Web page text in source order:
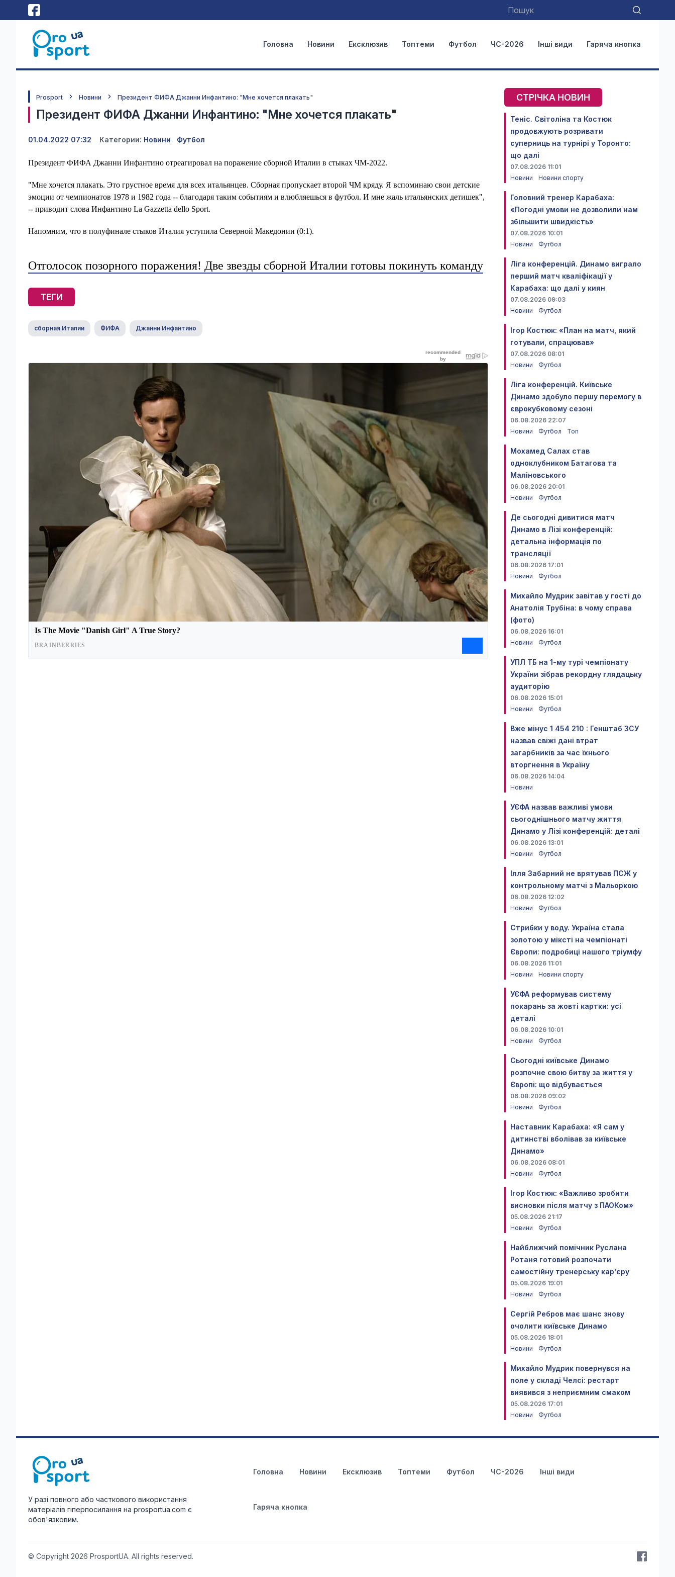
Головна Новини Ексклюзив Топтеми Футбол ЧС-2026 Інші види Гаряча кнопка
Prosport Новини Президент ФИФА Джанни Инфантино: "Мне хочется плакать"
Президент ФИФА Джанни Инфантино: "Мне хочется плакать"
01.04.2022 07:32 Категории: Новини Футбол
Президент ФИФА Джанни Инфантино отреагировал на поражение сборной Италии в стыках ЧМ-2022.
"Мне хочется плакать. Это грустное время для всех итальянцев. Сборная пропускает второй ЧМ кряду. Я вспоминаю свои детские
эмоции от чемпионатов 1978 и 1982 года -- благодаря таким событиям и влюбляешься в футбол. И мне жаль итальянских детишек",
-- приводит слова Инфантино La Gazzetta dello Sport.
Напомним, что в полуфинале стыков Италия уступила Северной Македонии (0:1).
Отголосок позорного поражения! Две звезды сборной Италии готовы покинуть команду
ТЕГИ
сборная Италии ФИФА Джанни Инфантино
СТРІЧКА НОВИН
Теніс. Світоліна та Костюк
продовжують розривати
суперниць на турнірі у Торонто:
що далі
07.08.2026 11:01
Новини
Новини спорту
Головний тренер Карабаха:
«Погодні умови не дозволили нам
збільшити швидкість»
07.08.2026 10:01
Новини
Футбол
Ліга конференцій. Динамо виграло
перший матч кваліфікації у
Карабаха: що далі у киян
07.08.2026 09:03
Новини
Футбол
Ігор Костюк: «План на матч, який
готували, спрацював»
07.08.2026 08:01
Новини
Футбол
Ліга конференцій. Київське
Динамо здобуло першу перемогу в
єврокубковому сезоні
06.08.2026 22:07
Новини
Футбол Топ
Мохамед Салах став
одноклубником Батагова та
Маліновського
06.08.2026 20:01
Новини
Футбол
Де сьогодні дивитися матч
Динамо в Лізі конференцій:
детальна інформація по
трансляції
06.08.2026 17:01
Новини
Футбол
Михайло Мудрик завітав у гості до
Анатолія Трубіна: в чому справа
(фото)
06.08.2026 16:01
Новини
Футбол
УПЛ ТБ на 1-му турі чемпіонату
України зібрав рекордну глядацьку
аудиторію
06.08.2026 15:01
Новини
Футбол
Вже мінус 1 454 210 : Генштаб ЗСУ
назвав свіжі дані втрат
загарбників за час їхнього
вторгнення в Україну
06.08.2026 14:04
Новини
УЄФА назвав важливі умови
сьогоднішнього матчу життя
Динамо у Лізі конференцій: деталі
06.08.2026 13:01
Новини
Футбол
Ілля Забарний не врятував ПСЖ у
контрольному матчі з Мальоркою
06.08.2026 12:02
Новини
Футбол
Стрибки у воду. Україна стала
золотою у міксті на чемпіонаті
Європи: подробиці нашого тріумфу
06.08.2026 11:01
Новини
Новини спорту
УЄФА реформував систему
покарань за жовті картки: усі
деталі
06.08.2026 10:01
Новини
Футбол
Сьогодні київське Динамо
розпочне свою битву за життя у
Європі: що відбувається
06.08.2026 09:02
Новини
Футбол
Наставник Карабаха: «Я сам у
дитинстві вболівав за київське
Динамо»
06.08.2026 08:01
Новини
Футбол
Ігор Костюк: «Важливо зробити
висновки після матчу з ПАОКом»
05.08.2026 21:17
Новини
Футбол
Найближчий помічник Руслана
Ротаня готовий розпочати
самостійну тренерську кар'єру
05.08.2026 19:01
Новини
Футбол
Сергій Ребров має шанс знову
очолити київське Динамо
05.08.2026 18:01
Новини
Футбол
Михайло Мудрик повернувся на
поле у складі Челсі: рестарт
виявився з неприємним смаком
05.08.2026 17:01
Новини
Футбол
У разі повного або часткового використання
матеріалів гіперпосилання на prosportua.com є
обов'язковим.
Головна Новини Ексклюзив Топтеми Футбол ЧС-2026 Інші види
Гаряча кнопка
© Copyright 2026 ProsportUA. All rights reserved.